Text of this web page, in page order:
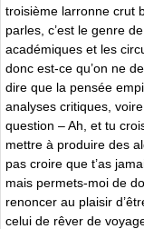
troisième larronne crut
parles, c’est le genre
académiques et les
donc est-ce qu’on ne
dire que la pensée
analyses critiques,
question – Ah, et tu
mettre à produire des
pas croire que t’as
mais permets-moi de
renoncer au plaisir
celui de rêver de